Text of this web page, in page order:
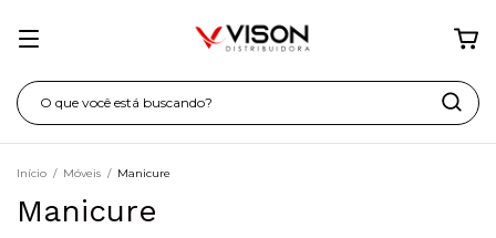
Início / Móveis / Manicure
Manicure